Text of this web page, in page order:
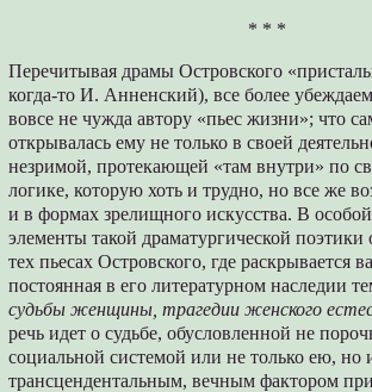
* * *
Перечитывая драмы Островского
когда-то И. Анненский), все более
вовсе не чужда автору «пьес жизни»; что
открывалась ему не только в своей
незримой, протекающей «там внутри» по
логике, которую хоть и трудно, но все же
и в формах зрелищного искусства. В
элементы такой драматургической
тех пьесах Островского, где раскрывается
постоянная в его литературном наследии
судьбы женщины, трагедии женского
речь идет о судьбе, обусловленной не
социальной системой или не только ею, но
трансцендентальным, вечным фактором